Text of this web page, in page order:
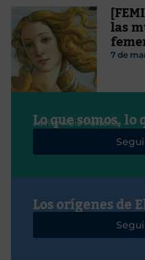
las
7 de
Lo que somos, lo
Javier Ruiz Portella
Los orígenes de